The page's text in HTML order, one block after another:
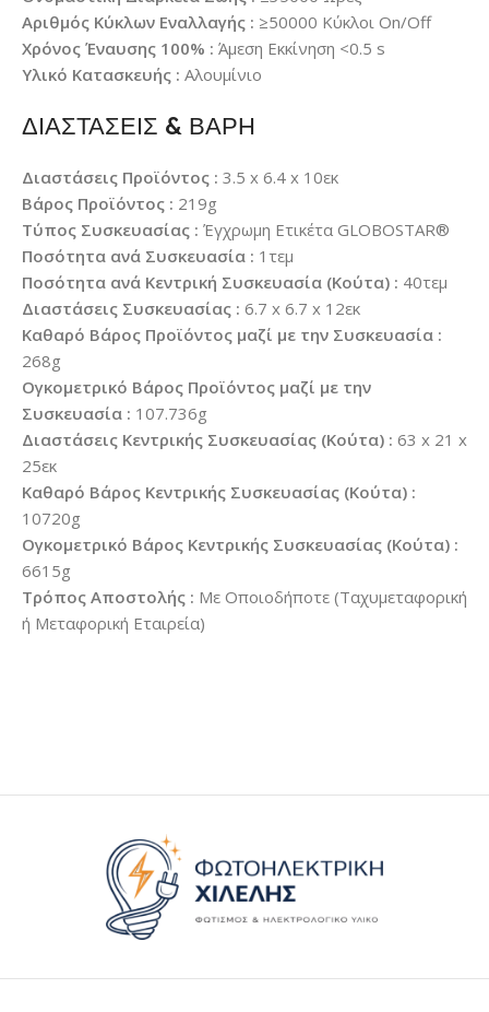
Αριθμός Κύκλων Εναλλαγής : ≥50000 Κύκλοι On/Off
Χρόνος Έναυσης 100% : Άμεση Εκκίνηση <0.5 s
Υλικό Κατασκευής : Αλουμίνιο
ΔΙΑΣΤΑΣΕΙΣ & ΒΑΡΗ
Διαστάσεις Προϊόντος : 3.5 x 6.4 x 10εκ
Βάρος Προϊόντος : 219g
Τύπος Συσκευασίας : Έγχρωμη Ετικέτα GLOBOSTAR®
Ποσότητα ανά Συσκευασία : 1τεμ
Ποσότητα ανά Κεντρική Συσκευασία (Κούτα) : 40τεμ
Διαστάσεις Συσκευασίας : 6.7 x 6.7 x 12εκ
Καθαρό Βάρος Προϊόντος μαζί με την Συσκευασία :
268g
Ογκομετρικό Βάρος Προϊόντος μαζί με την
Συσκευασία : 107.736g
Διαστάσεις Κεντρικής Συσκευασίας (Κούτα) : 63 x 21 x
25εκ
Καθαρό Βάρος Κεντρικής Συσκευασίας (Κούτα) :
10720g
Ογκομετρικό Βάρος Κεντρικής Συσκευασίας (Κούτα) :
6615g
Τρόπος Αποστολής : Με Οποιοδήποτε (Ταχυμεταφορική
ή Μεταφορική Εταιρεία)